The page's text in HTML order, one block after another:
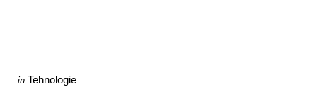
Categories
Posted
in Tehnologie